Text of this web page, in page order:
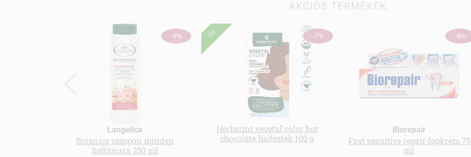
AKCIÓS TERMÉKEK
-9%
Langelica
Botanics sampon minden
hajtípusra 250 ml
-7%
ÚJ
Herbatint vegetal color hot
chocolate hajfesték 100 g
-9%
Biorepair
Fast sensitive repair fogkrém 75
ml